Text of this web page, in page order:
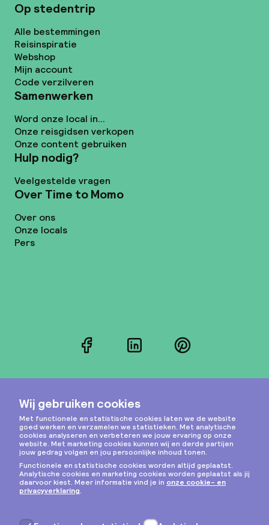
Op stedentrip
Alle bestemmingen
Reisinspiratie
Webshop
Mijn account
Code verzilveren
Samenwerken
Word onze local in...
Onze reisgidsen verkopen
Onze content gebruiken
Hulp nodig?
Veelgestelde vragen
Over Time to Momo
Over ons
Onze locals
Pers
FacebookLinkedInPinterest
Instagram
Privacy & cookies